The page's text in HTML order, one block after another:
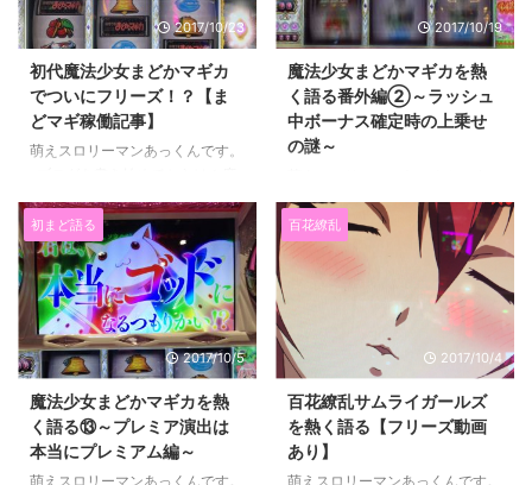
があるのかないのかはお店により
ます） 僕はＲ以外は全シリー
ズそれなりにうち込んでおりま
す。 Ｒだけは当時通っていたお
店に置いていなかったので 一度
も触ることがなかったです。 初
代はゴト対策 ...
いた小ネタを思いついたら随時更
新します） 他の記事内にも載っ
ている小ネタもありますので そ
の点はご了承ください。 ースポ
ンサードリンクー 目次 紹介する
小ネタ一覧【右液晶のタッチにつ
いて】【チェリーの停止型につい
な状態の件】【ボーナス確定時、
昇格リプレイ後の ...
2017/10/23
初代魔法少女まどかマギカ
でついにフリーズ！？【ま
どマギ稼働記事】
萌えスロリーマンあっくんです。
フリーズをひいたので ご報告し
ます。 日曜日だったので、 取
材＋元イベのお店に朝から参戦し
ました。 台風が来ているので朝
から雨だったのですが そこそこ
人がいました。 （スロット１２
７台の小規模店舗で８０人強）
ごい悪いのが僕なんです。 過去
の抽選は最高でも２０番くらいだ
ったような気がします。 （良番
2017/10/19
魔法少女まどかマギカを熱
く語る番外編②～ラッシュ
中ボーナス確定時の上乗せ
の謎～
セブンスＴＶで公開された動画
にちょうどネタになる話があった
ので そのお話を番外編としてお
話しますね。 動画はこちら 問題
の現象は６分２０秒付近からなの
で そこからだけ見ていただけれ
ば大丈夫です。 ラッシュ中
のボーナス確定画面で 上乗せが
なかったのに、 ボーナス終了後
にゲーム数が増えているという珍
事。 僕はこの現象に出会った
ことがないのかあるのかよくわか
初まど語る
2017/10/5
魔法少女まどかマギカを熱
く語る⑬～プレミア演出は
本当にプレミアム編～
萌えスロリーマンあっくんです。
百花繚乱
2017/10/4
百花繚乱サムライガールズ
を熱く語る【フリーズ動画
あり】
萌えスロリーマンあっくんです。